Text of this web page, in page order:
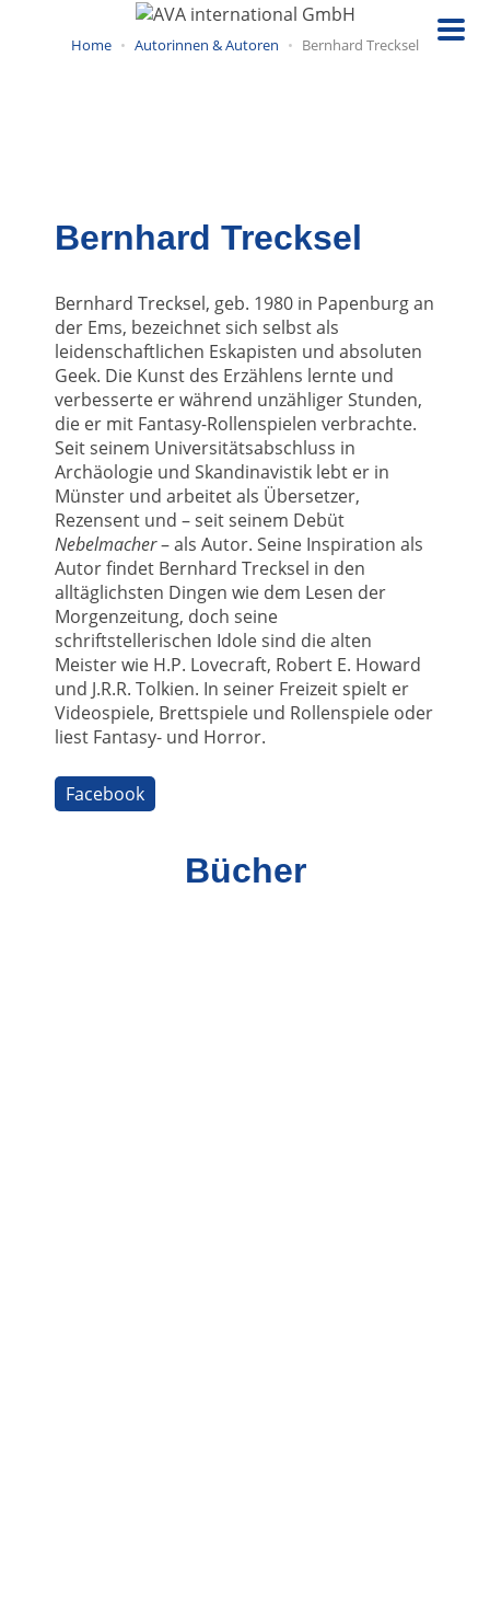
Home Autorinnen & Autoren Bernhard Trecksel
Bernhard Trecksel
Bernhard Trecksel, geb. 1980 in Papenburg an
der Ems, bezeichnet sich selbst als
leidenschaftlichen Eskapisten und absoluten
Geek. Die Kunst des Erzählens lernte und
verbesserte er während unzähliger Stunden,
die er mit Fantasy-Rollenspielen verbrachte.
Seit seinem Universitätsabschluss in
Archäologie und Skandinavistik lebt er in
Münster und arbeitet als Übersetzer,
Rezensent und – seit seinem Debüt
Nebelmacher– als Autor. Seine Inspiration als
Autor findet Bernhard Trecksel in den
alltäglichsten Dingen wie dem Lesen der
Morgenzeitung, doch seine
schriftstellerischen Idole sind die alten
Meister wie H.P. Lovecraft, Robert E. Howard
und J.R.R. Tolkien. In seiner Freizeit spielt er
Videospiele, Brettspiele und Rollenspiele oder
liest Fantasy- und Horror.
Facebook
Bücher